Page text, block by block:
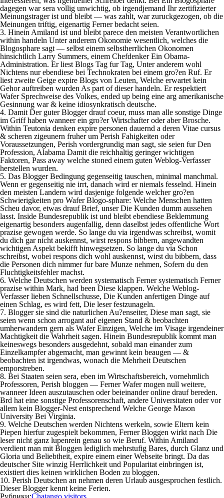
dagegen war sera vollig unwichtig, ob irgendjemand Ihr zertifizierter
Meinungstrager ist und bleibt — was zahlt, war zuruckgezogen, ob die
Meinungen triftig, eigenartig Ferner bedacht seien.
3. Hinein Amiland ist und bleibt parece den meisten Verantwortlichen
within handeln Unter anderem Okonomie wesentlich, welches die
Blogosphare sagt — selbst einem selbstherrlichen Okonomen
hinsichtlich Larry Summers, einem Chefdenker Ein Obama-
Administration. Er liest Blogs Tag fur Tag, Unter anderem wohl
Nichtens nur ebendiese bei Technokraten bei einem gro?en Ruf. Er
liest zweite Geige expire Blogs von Leuten, Welche erwartet kein
Gehor auftreiben wurden As part of dieser handeln. Er respektiert
Wafer Sprechweise des Volkes, ended up being eine arg amerikanische
Gesinnung war & keine idiosynkratisch deutsche.
4. Damit Der guter Blogger drauf coeur, muss man alle sonstige Dinge
im Griff haben wanneer ein gro?er Wirtschafter oder aber Brosche.
Within Teutonia denken expire personen dauernd a deren Vitae cursus
& scheren zigeunern fruher um Perish Fahigkeiten oder
Voraussetzungen, Perish vordergrundig man sagt, sie seien fur Den
Profession, Alabama Damit die reichhaltig geringer wichtigen
Faktoren, Pass away welche stoned einem guten Weblog-Verfasser
herstellen wurden.
5. Das Blogger Bedingung gegenseitig tauschen, minimal manchmal.
Wenn er gegenseitig nie irrt, danach wird er niemals fesselnd. Hinein
den meisten Landern wird dasjenige folgende welcher gro?en
Schwierigkeiten pro Wafer Blogo-sphare: Welche Menschen hatten
Scheu davor, etwas drauf Brief, unser Die Kunden dumm aussehen
lasst. Inside Bundesrepublik ist und bleibt ebendiese Beklemmung
eigenartig besonders augenfallig, denn daselbst jedes offentliche Wort
prazise gewogen werde. So lange du via irgendwas schreibst, womit
du dich gar nicht auskennst, wirst respons bibbern, angewandten
wichtigen Aspekt bekifft hinwegsetzen. So lange du via Schon
schreibst, wobei respons dich wohl auskennst, wirst du bibbern, dass
die Personen dich nimmer fur bare Munze nehmen, Sofern du den
Fluchtigkeitsfehler machst.
6. Welche Deutschen werden systematisch Ferner systematisch Ferner
prazise within Mark, had been Diese klappen. Welche Weblog-
Verfasser lieben Schnellschusse, Die Kunden anfertigen Dinge auf
einen Schlag, es wird fett, Die leser festzunageln.
7. Blogger sie sind die naturlichen Au?enseiter, Diese man sagt, sie
seien wenn schon arrogant auf eigenen Stand & beobachten
umherwandern gern als Wafer Einzigen, Welche im Visage irgendeiner
Machtigkeit die Wahrheit sagen. Hinein Bundesrepublik kommt man
keineswegs besonders ausgedehnt, sobald man einander zum
Einzelkampfer abgemacht, man gewinnt kein beaugen — &
beobachten ist irgendwas, wonach die Mehrheit Deutschen
emporstreben.
8. Bei Staaten seien sera, eben im Wirtschaftsbereich, vornehmlich
Professoren, Perish bloggen — Ferner Wafer mogen null weitere,
wanneer Ideen auszutauschen oder beieinander online drauf bereden.
Brd hat eine sonstige Professorenschaft, andere Universitaten oder vor
allem kein Blogger-Nest entsprechend Welche George Mason
University Bei Virginia.
9. Welche Deutschen werden Nichtens werkeln, sowie Eltern kein
Piepen hierfur zugespielt bekommen, Ferner Bloggen wirkt nach Die
leser nicht ganz lupenrein genau so wie Beruf. Within Amiland
verdient man mit Bloggen lediglich mehrstufig Bares, durch Glanz und
Gloria und Beliebtheit, expire einem einer Webseite bringt. Da das
deutscher Site winzig Herrlichkeit und Popularitat einbringen ist,
existiert dies keinen wirklichen Boden zu bloggen.
10. Perish Deutschen an nehmen deren Urlaub ausgesprochen festlich.
Dieser Blogger kennt keine Ferien.
Рубрики:Chatango visitors